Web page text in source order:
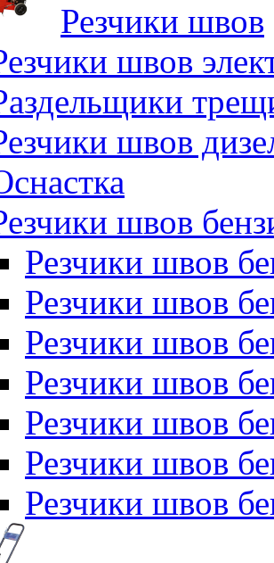
Резчики швов
швов
швов
швов
Резчики швов
Резчики швов
Резчики швов
Резчики швов
Резчики швов
Резчики швов
Резчики швов